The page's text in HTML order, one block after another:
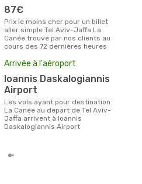
87€
Prix le moins cher pour un billet
aller simple Tel Aviv-Jaffa La
Canée trouvé par nos clients au
cours des 72 dernières heures
Arrivée à l'aéroport
Airport
Les vols ayant pour destination
La Canée au depart de Tel Aviv-
Jaffa arrivent à Ioannis
Daskalogiannis Airport